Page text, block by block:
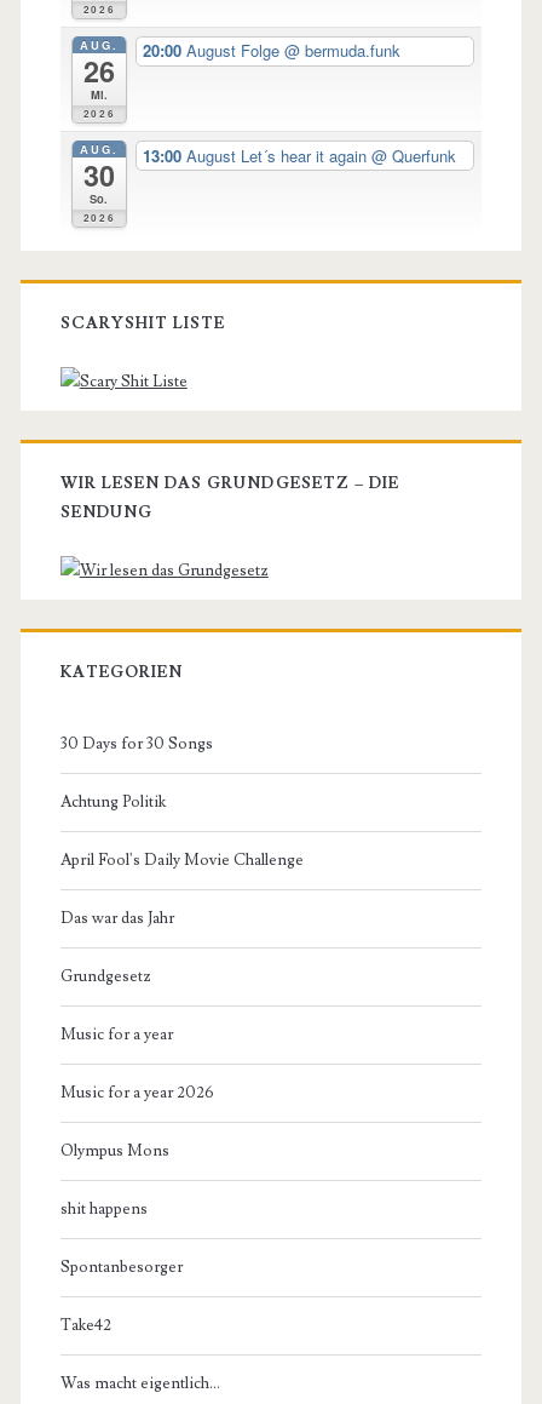
2026
AUG.
26
Mi.
2026
20:00August Folge@ bermuda.funk
AUG.
30
So.
2026
13:00August Let´s hear it again@ Querfunk
SCARYSHIT LISTE
WIR LESEN DAS GRUNDGESETZ – DIE
SENDUNG
KATEGORIEN
30 Days for 30 Songs
Achtung Politik
April Fool's Daily Movie Challenge
Das war das Jahr
Grundgesetz
Music for a year
Music for a year 2026
Olympus Mons
shit happens
Spontanbesorger
Take42
Was macht eigentlich…